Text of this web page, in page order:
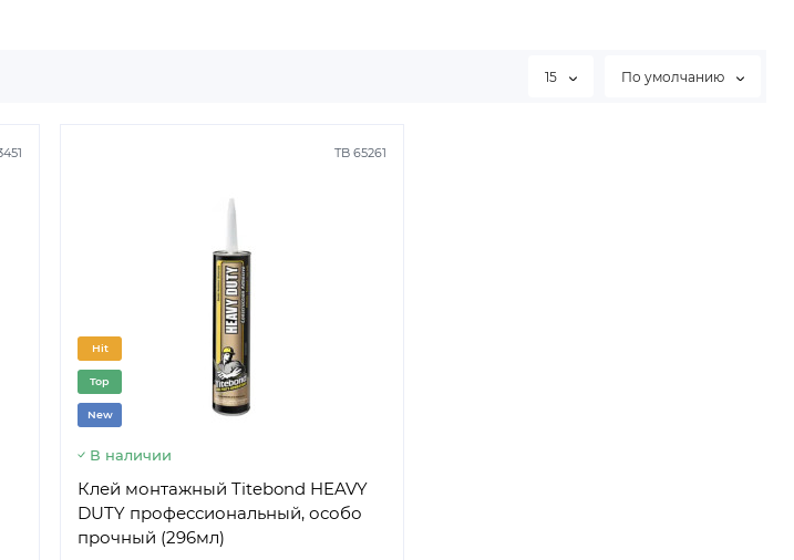
15 По умолчанию
TB 65261
Hit
Top
New
В наличии
Клей монтажный Titebond HEAVY
DUTY профессиональный, особо
прочный (296мл)